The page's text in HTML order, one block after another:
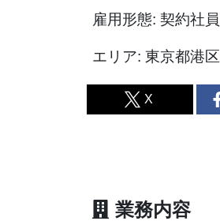
雇用形態: 契約社員
エリア: 東京都港区
X
業務内容